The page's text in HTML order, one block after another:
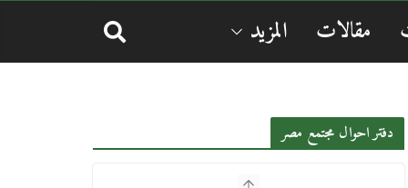
مقالات المزيد
دفتر احوال مجتمع مصر